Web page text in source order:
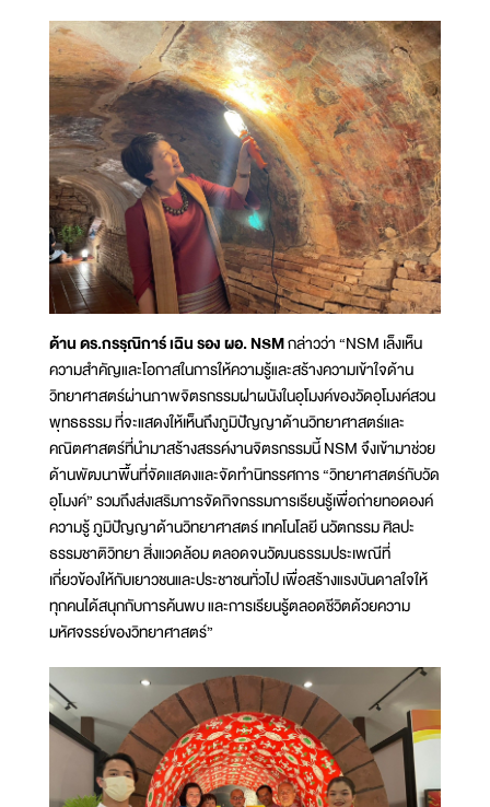
ด้าน ดร.กรรฺณิการ์ เฉิน รอง ผอ. NSMกล่าวว่า “NSM เล็งเห็น
ความสำคัญและโอกาสในการให้ความรู้และสร้างความเข้าใจด้าน
วิทยาศาสตร์ผ่านภาพจิตรกรรมฝาผนังในอุโมงค์ของวัดอุโมงค์สวน
พุทธธรรม ที่จะแสดงให้เห็นถึงภูมิปัญญาด้านวิทยาศาสตร์และ
คณิตศาสตร์ที่นำมาสร้างสรรค์งานจิตรกรรมนี้ NSM จึงเข้ามาช่วย
ด้านพัฒนาพื้นที่จัดแสดงและจัดทำนิทรรศการ “วิทยาศาสตร์กับวัด
อุโมงค์” รวมถึงส่งเสริมการจัดกิจกรรมการเรียนรู้เพื่อถ่ายทอดองค์
ความรู้ ภูมิปัญญาด้านวิทยาศาสตร์ เทคโนโลยี นวัตกรรม ศิลปะ
ธรรมชาติวิทยา สิ่งแวดล้อม ตลอดจนวัฒนธรรมประเพณีที่
เกี่ยวข้องให้กับเยาวชนและประชาชนทั่วไป เพื่อสร้างแรงบันดาลใจให้
ทุกคนได้สนุกกับการค้นพบ และการเรียนรู้ตลอดชีวิตด้วยความ
มหัศจรรย์ของวิทยาศาสตร์”